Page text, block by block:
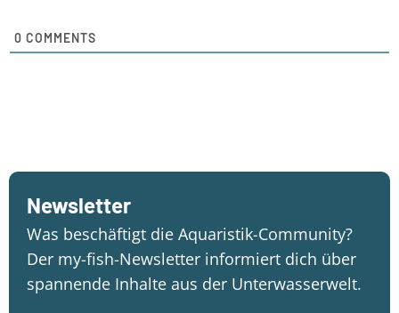
0 COMMENTS
Newsletter
Was beschäftigt die Aquaristik-Community?
Der my-fish-Newsletter informiert dich über
spannende Inhalte aus der Unterwasserwelt.